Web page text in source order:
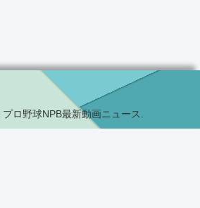
ロ野球NPB最新動画ニュース.